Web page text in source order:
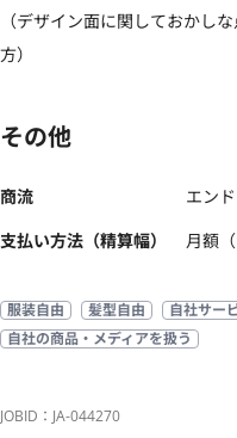
（デザイン面に関しておかし
方）
その他
商流
エン
支払い方法（精算幅）
月額
服装自由 髪型自由 自社サー
自社の商品・メディアを扱う
JOBID：JA-044270